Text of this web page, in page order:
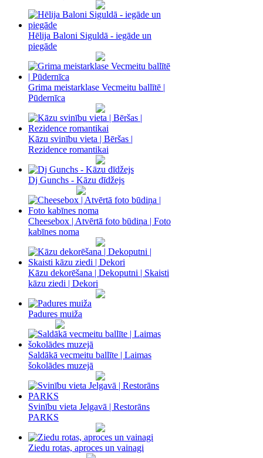
Hēlija Baloni Siguldā - iegāde un
piegāde
Grima meistarklase Vecmeitu ballītē |
Pūdernīca
Kāzu svinību vieta | Bēršas |
Rezidence romantikai
Dj Gunchs - Kāzu dīdžejs
Cheesebox | Atvērtā foto būdiņa | Foto
kabīnes noma
Kāzu dekorēšana | Dekoputni | Skaisti
kāzu ziedi | Dekori
Padures muiža
Saldākā vecmeitu ballīte | Laimas
šokolādes muzejā
Svinību vieta Jelgavā | Restorāns
PARKS
Ziedu rotas, aproces un vainagi